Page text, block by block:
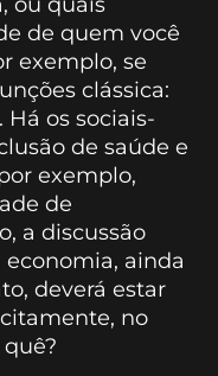
de quem você
exemplo, se
clássica:
os sociais-
de saúde e
exemplo,
de
a discussão
ainda
deverá estar
no